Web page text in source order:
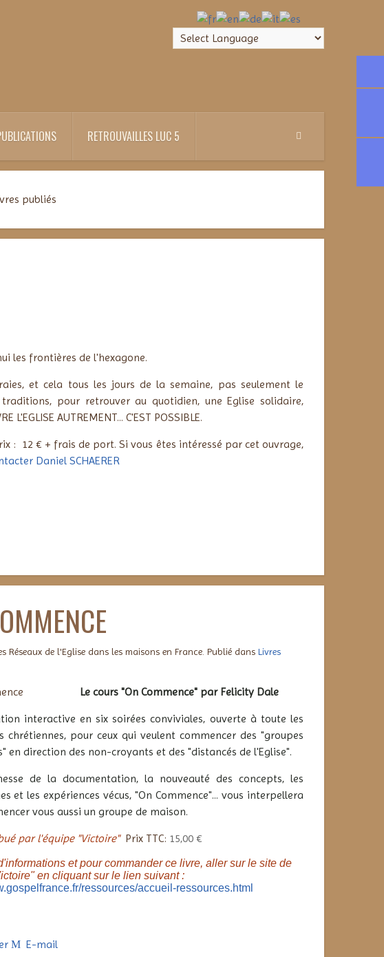
RETROUVAILLES LUC 5
publiés
les frontières de l'hexagone.
et cela tous les jours de la semaine, pas seulement le
pour retrouver au quotidien, une Eglise solidaire,
AUTREMENT... C'EST POSSIBLE.
: 12 € + frais de port.Si vous êtes intéressé par cet ouvrage,
Daniel SCHAERER
Réseaux de l'Eglise dans les maisons en France. Publié dans Livres
Le cours "On Commence" par Felicity Dale
interactive en six soirées conviviales, ouverte à toute les
chrétiennes, pour ceux qui veulent commencer des "groupes
en direction des non-croyants et des "distancés de l'Eglise".
de la documentation, la nouveauté des concepts, les
et les expériences vécus, "On Commence"... vous interpellera
vous aussi un groupe de maison.
par l'équipe "Victoire" Prix TTC: 15,00 €
et pour commander ce livre, aller sur le site de
en cliquant sur le lien suivant :
ressources/accueil-ressources.html
E-mail